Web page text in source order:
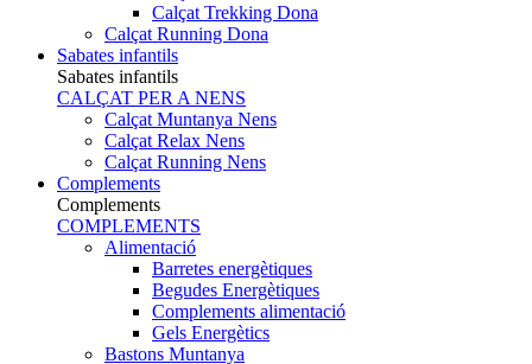
Calçat Trekking Dona
Calçat Running Dona
Sabates infantils
Sabates infantils
CALÇAT PER A NENS
Calçat Muntanya Nens
Calçat Relax Nens
Calçat Running Nens
Complements
Complements
COMPLEMENTS
Alimentació
Barretes energètiques
Begudes Energètiques
Complements alimentació
Gels Energètics
Bastons Muntanya